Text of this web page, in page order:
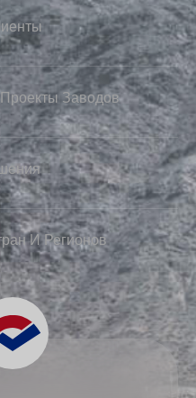
Заводов
И Регионов